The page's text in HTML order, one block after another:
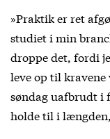
»Praktik er ret
studiet i min
droppe det, fordi
leve op til
søndag uafbrudt i
holde til i